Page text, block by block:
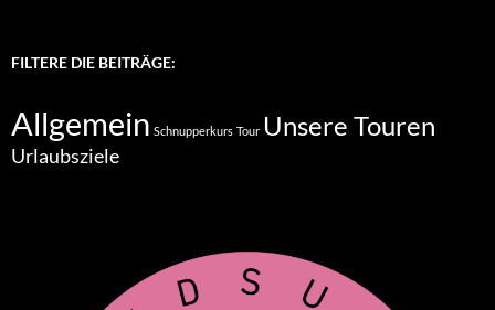
FILTERE DIE BEITRÄGE:
Allgemein Schnupperkurs Tour Unsere Touren
Urlaubsziele